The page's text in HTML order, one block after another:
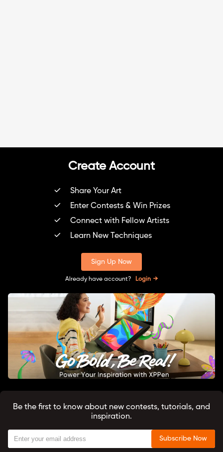
Create Account
Share Your Art
Enter Contests & Win Prizes
Connect with Fellow Artists
Learn New Techniques
Sign Up Now
Already have account? Login
Subscribe Now
Be the first to know about new contests, tutorials, and
inspiration.